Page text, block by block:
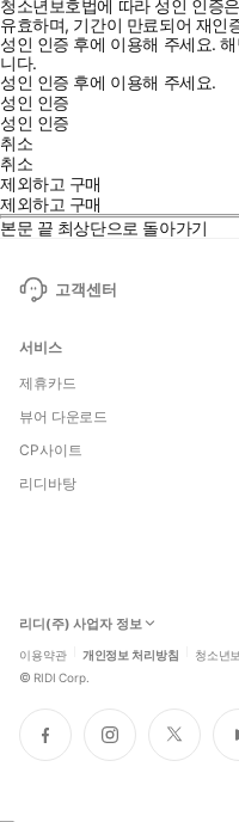
청소년보호법에 따라 성인 인증
유효하며, 기간이 만료되어 재인
성인 인증 후에 이용해 주세요.
니다.
성인 인증 후에 이용해 주세요.
성인 인증
성인 인증
취소
취소
제외하고 구매
제외하고 구매
본문 끝 최상단으로 돌아가기
고객센터
서비스
제휴카드
뷰어 다운로드
CP사이트
리디바탕
리디(주) 사업자 정보
이용약관 개인정보 처리방침 청소년
© RIDI Corp.
페
이
인
스
트
위